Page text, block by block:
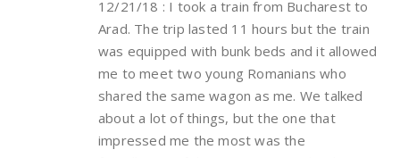
12/21/18 : I took a train from Bucharest to
Arad. The trip lasted 11 hours but the train
was equipped with bunk beds and it allowed
me to meet two young Romanians who
shared the same wagon as me. We talked
about a lot of things, but the one that
impressed me the most was the